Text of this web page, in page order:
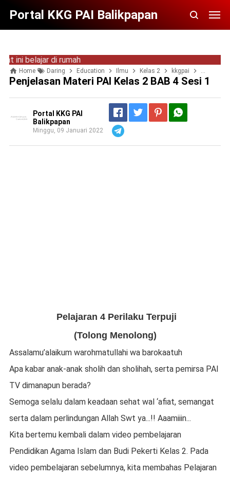
Portal KKG PAI Balikpapan
di rumah
Home Daring Education Ilmu Kelas 2 kkgpai materi PAI
Penjelasan Materi PAI Kelas 2 BAB 4 Sesi 1
Portal KKG PAI
Balikpapan
Minggu, 09 Januari 2022
Pelajaran 4 Perilaku Terpuji
(Tolong Menolong)
Assalamu’alaikum warohmatullahi wa barokaatuh
Apa kabar anak-anak sholih dan sholihah, serta pemirsa PAI
TV dimanapun berada?
Semoga selaludalam keadaan sehat wal ‘afiat, semangat
serta dalam perlindungan Allah Swt ya...!! Aaamiiin...
Kita bertemu kembali dalam video pembelajaran
Pendidikan Agama Islam dan Budi Pekerti Kelas 2. Pada
video pembelajaran sebelumnya, kita membahas Pelajaran